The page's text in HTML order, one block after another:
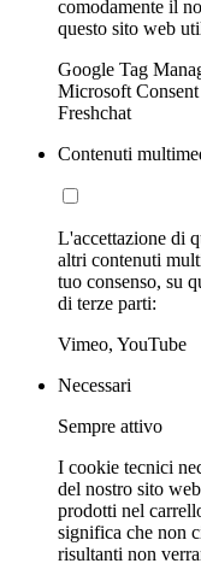
comodamente il
questo sito web
Google Tag
Microsoft
Freshchat
Contenuti
L'accettazione di
altri contenuti
tuo consenso, su
di terze parti:
Vimeo, YouTube
Necessari
Sempre attivo
I cookie tecnici
del nostro sito
prodotti nel
significa che non
risultanti non